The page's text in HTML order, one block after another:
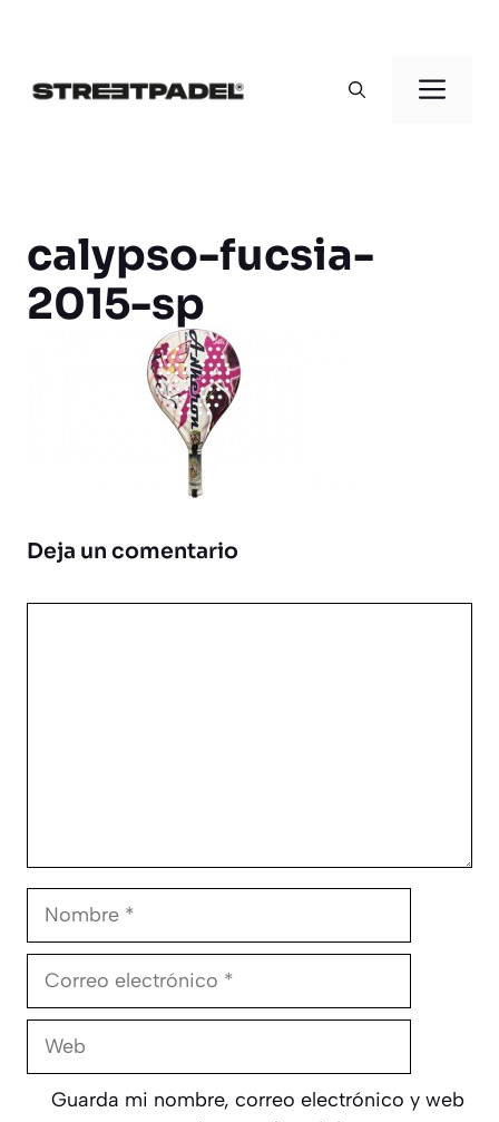
contenido
calypso-fucsia-
2015-sp
Deja un comentario
Nombre
Correo
Web
Guarda mi nombre, correo electrónico y web